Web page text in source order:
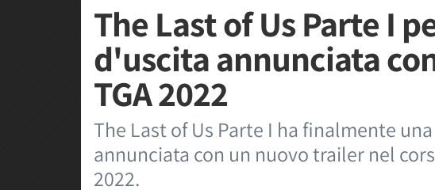
The Last of Us Parte I
d'uscita annunciata
TGA 2022
The Last of Us Parte I ha finalmente
annunciata con un nuovo trailer nel
2022.